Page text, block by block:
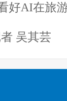
好AI在旅
吴其芸